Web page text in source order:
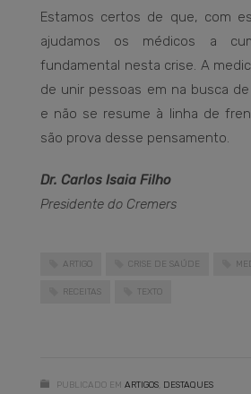
Estamos certos de que, com
ajudamos os médicos a
fundamental nesta crise. A
de unir pessoas em na busca
e não se resume à linha de
são prova desse pensamento.
Dr. Carlos Isaia Filho
Presidente do Cremers
ARTIGO CRISE DE SAÚDE
RECEITAS TEXTO
PUBLICADO EM ARTIGOS DESTAQUES